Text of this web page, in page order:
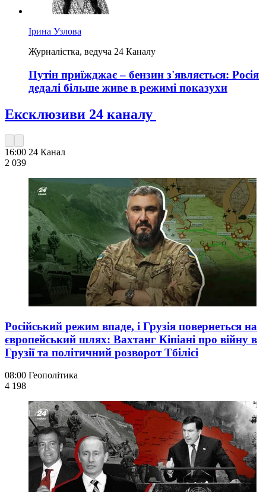
Ірина Узлова
Журналістка, ведуча 24 Каналу
Путін приїжджає – бензин з'являється: Росія
дедалі більше живе в режимі показухи
Ексклюзиви 24 каналу
16:00 24 Канал
2 039
Російський режим впаде, і Грузія повернеться на
європейський шлях: Вахтанг Кіпіані про війну в
Грузії та політичний розворот Тбілісі
08:00 Геополітика
4 198